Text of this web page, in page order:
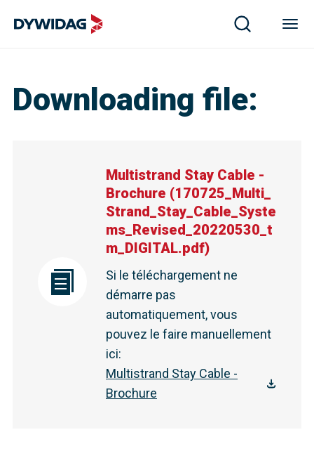
Downloading file:
Multistrand Stay Cable -
Brochure (170725_Multi_
Strand_Stay_Cable_Syste
ms_Revised_20220530_t
m_DIGITAL.pdf)
Si le téléchargement ne
démarre pas
automatiquement, vous
pouvez le faire manuellement
ici:
Multistrand Stay Cable -
Brochure